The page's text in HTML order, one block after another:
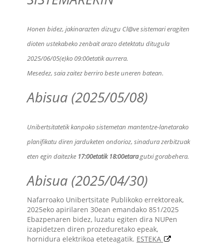
Honen bidez, jakinarazten dizugu Cl@ve sistemari eragiten
dioten ustekabeko zenbait arazo detektatu ditugula
2025/06/05(e)ko 09:00etatik aurrera.
Mesedez, saia zaitez berriro beste uneren batean.
Abisua (2025/05/08)
Unibertsitatetik kanpoko sistemetan mantentze-lanetarako
planifikatu diren jarduketen ondorioz, sinadura zerbitzuak
eten egin daitezke 17:00etatik 18:00etaragutxi gorabehera.
Abisua (2025/04/30)
Nafarroako Unibertsitate Publikoko errektoreak,
2025eko apirilaren 30ean emandako 851/2025
Ebazpenaren bidez, luzatu egiten dira NUPen
izapidetzen diren prozeduretako epeak,
hornidura elektrikoa eteteagatik. ESTEKA